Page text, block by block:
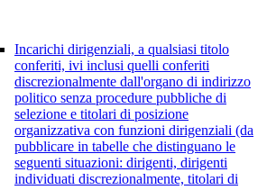
Incarichi dirigenziali, a qualsiasi titolo
conferiti, ivi inclusi quelli conferiti
discrezionalmente dall'organo di indirizzo
politico senza procedure pubbliche di
selezione e titolari di posizione
organizzativa con funzioni dirigenziali (da
pubblicare in tabelle che distinguano le
seguenti situazioni: dirigenti, dirigenti
individuati discrezionalmente, titolari di